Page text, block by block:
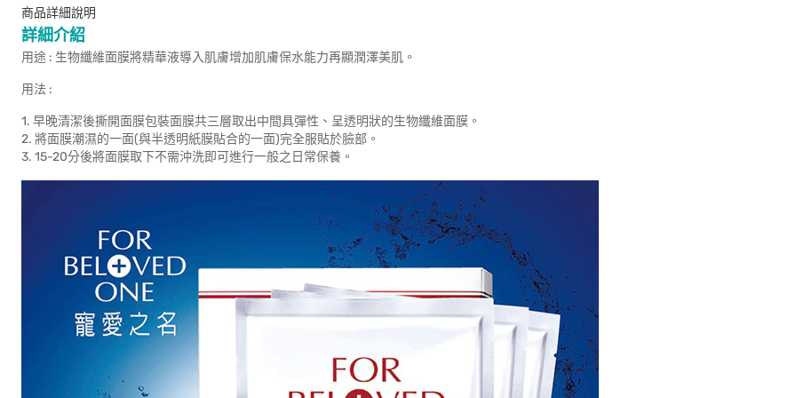
商品詳細說明
詳細介紹
用途 : 生物纖維面膜將精華液導入肌膚增加肌膚保水能力再顯潤澤美肌。
用法 :
1. 早晚清潔後撕開面膜包裝面膜共三層取出中間具彈性、呈透明狀的生物纖維面膜。
2. 將面膜潮濕的一面(與半透明紙膜貼合的一面)完全服貼於臉部。
3. 15-20分後將面膜取下不需沖洗即可進行一般之日常保養。